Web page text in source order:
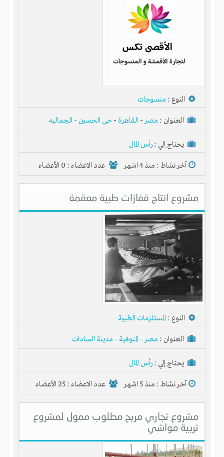
النوع : منسوجات
العنوان : مصر- القاهرة - حى الحسين - الجماليه
يحتاج إلي : رأس المال
آخر نشاط : منذ 4 اشهر عدد الاعضاء : 0 الأعضاء
مشروع انتاج قفازات طبية معقمة
النوع : المستلزمات الطبية
العنوان : مصر- المنوفية - مدينة السادات
يحتاج إلي : رأس المال
آخر نشاط : منذ 5 اشهر عدد الاعضاء : 25 الأعضاء
مشروع تجاري مربح مطلوب ممول لمشروع
تربية مواشي